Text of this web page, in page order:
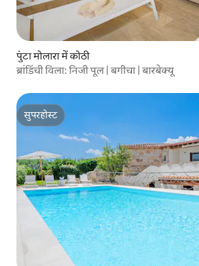
पुंटा मोलारा में कोठी
ब्रांडिंची विला: निजी पूल | बगीचा | बारबेक्यू
सुपरहोस्ट
सुपरहोस्ट